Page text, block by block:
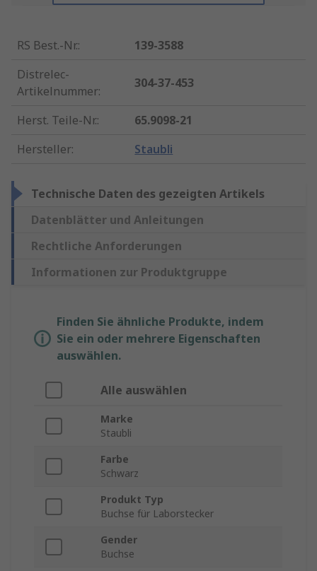
RS Best.-Nr.:
139-3588
Distrelec-
Artikelnummer:
304-37-453
Herst. Teile-Nr.:
65.9098-21
Hersteller: Staubli
Technische Daten des gezeigten Artikels
Datenblätter und Anleitungen
Rechtliche Anforderungen
Informationen zur Produktgruppe
Finden Sie ähnliche Produkte, indem
Sie ein oder mehrere Eigenschaften
auswählen.
Alle auswählen
Marke
Staubli
Farbe
Schwarz
Produkt Typ
Buchse für Laborstecker
Gender
Buchse